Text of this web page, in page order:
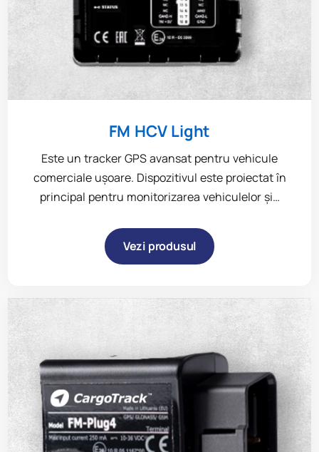
FM HCV Light
Este un tracker GPS avansat pentru vehicule
comerciale ușoare. Dispozitivul este proiectat în
principal pentru monitorizarea vehiculelor și…
Vezi produsul